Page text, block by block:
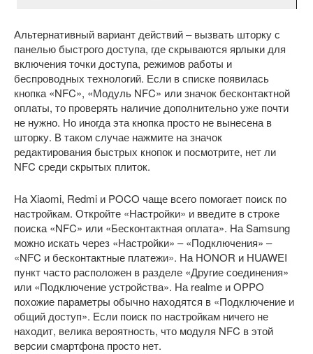
Альтернативный вариант действий – вызвать шторку с
панелью быстрого доступа, где скрываются ярлыки для
включения точки доступа, режимов работы и
беспроводных технологий. Если в списке появилась
кнопка «NFC», «Модуль NFC» или значок бесконтактной
оплаты, то проверять наличие дополнительно уже почти
не нужно. Но иногда эта кнопка просто не вынесена в
шторку. В таком случае нажмите на значок
редактирования быстрых кнопок и посмотрите, нет ли
NFC среди скрытых плиток.
На Xiaomi, Redmi и POCO чаще всего помогает поиск по
настройкам. Откройте «Настройки» и введите в строке
поиска «NFC» или «Бесконтактная оплата». На Samsung
можно искать через «Настройки» – «Подключения» –
«NFC и бесконтактные платежи». На HONOR и HUAWEI
пункт часто расположен в разделе «Другие соединения»
или «Подключение устройства». На realme и OPPO
похожие параметры обычно находятся в «Подключение и
общий доступ». Если поиск по настройкам ничего не
находит, велика вероятность, что модуля NFC в этой
версии смартфона просто нет.